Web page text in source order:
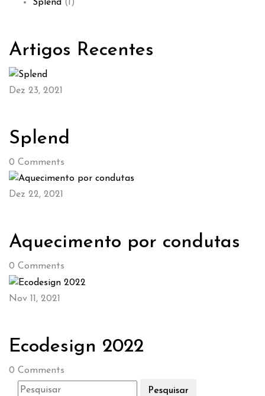
Splend (1)
Artigos Recentes
Dez 23, 2021
Splend
0 Comments
Dez 22, 2021
Aquecimento por condutas
0 Comments
Nov 11, 2021
Ecodesign 2022
0 Comments
Pesquisar